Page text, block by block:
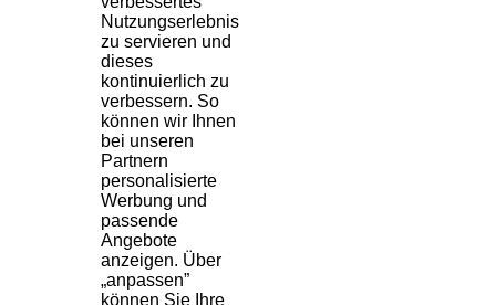
Nutzungserlebnis
zu servieren und
dieses
kontinuierlich zu
verbessern. So
können wir Ihnen
bei unseren
Partnern
personalisierte
Werbung und
passende
Angebote
anzeigen. Über
„anpassen”
können Sie Ihre